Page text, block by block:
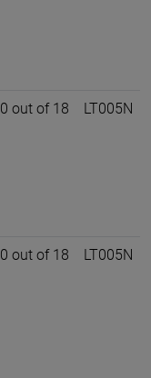
0 out of 18 LT005N
0 out of 18 LT005N